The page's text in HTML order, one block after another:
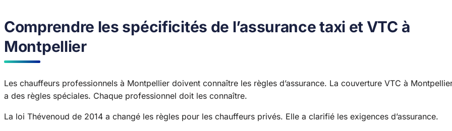
Comprendre les spécificités de l’assurance taxi et VTC à
Montpellier
Les chauffeurs professionnels à Montpellier doivent connaître les règles d’assurance. La couverture VTC à
a des règles spéciales. Chaque professionnel doit les connaître.
La loi Thévenoud de 2014 a changé les règles pour les chauffeurs privés. Elle a clarifié les exigences d’assurance.